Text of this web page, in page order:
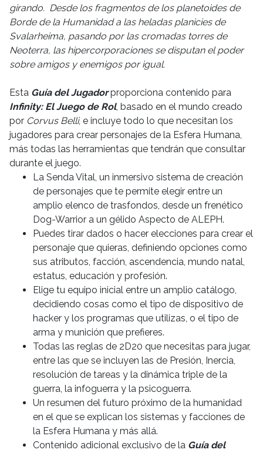
girando. Desde los fragmentos de los planetoides de
Borde de la Humanidad a las heladas planicies de
Svalarheima, pasando por las cromadas torres de
Neoterra, las hipercorporaciones se disputan el poder
sobre amigos y enemigos por igual.
Esta Guía del Jugadorproporciona contenido para
Infinity: El Juego de Rol, basado en el mundo creado
por Corvus Belli, e incluye todo lo que necesitan los
jugadores para crear personajes de la Esfera Humana,
más todas las herramientas que tendrán que consultar
durante el juego.
La Senda Vital, un inmersivo sistema de creación
de personajes que te permite elegir entre un
amplio elenco de trasfondos, desde un frenético
Dog-Warrior a un gélido Aspecto de ALEPH.
Puedes tirar dados o hacer elecciones para crear el
personaje que quieras, definiendo opciones como
sus atributos, facción, ascendencia, mundo natal,
estatus, educación y profesión.
Elige tu equipo inicial entre un amplio catálogo,
decidiendo cosas como el tipo de dispositivo de
hacker y los programas que utilizas, o el tipo de
arma y munición que prefieres.
Todas las reglas de 2D20 que necesitas para jugar,
entre las que se incluyen las de Presión, Inercia,
resolución de tareas y la dinámica triple de la
guerra, la infoguerra y la psicoguerra.
Un resumen del futuro próximo de la humanidad
en el que se explican los sistemas y facciones de
la Esfera Humana y más allá.
Contenido adicional exclusivo de la Guía del